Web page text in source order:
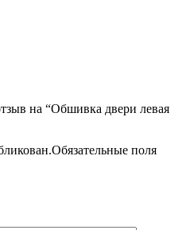
на “Обшивка двери левая
Обязательные поля